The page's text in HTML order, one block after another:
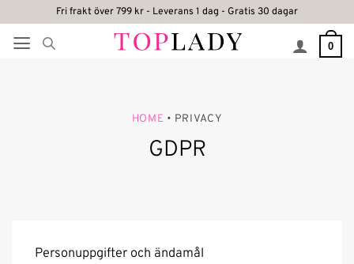
content
Fri frakt över 799 kr - Leverans 1 dag - Gratis 30 dagar
0
HOME • PRIVACY
GDPR
Personuppgifter och ändamål